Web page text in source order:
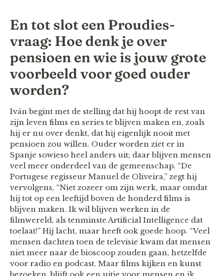
En tot slot een Proudies-
vraag: Hoe denk je over
pensioen en wie is jouw grote
voorbeeld voor goed ouder
worden?
Iván begint met de stelling dat hij hoopt de rest van
zijn leven films en series te blijven maken en, zoals
hij er nu over denkt, dat hij eigenlijk nooit met
pensioen zou willen. Ouder worden ziet er in
Spanje sowieso heel anders uit; daar blijven mensen
veel meer onderdeel van de gemeenschap. “De
Portugese regisseur Manuel de Oliveira,” zegt hij
vervolgens, “Niet zozeer om zijn werk, maar omdat
hij tot op een leeftijd boven de honderd films is
blijven maken. Ik wil blijven werken in de
filmwereld, als tenminste Artificial Intelligence dat
toelaat!” Hij lacht, maar heeft ook goede hoop. “Veel
mensen dachten toen de televisie kwam dat mensen
niet meer naar de bioscoop zouden gaan, hetzelfde
voor radio en podcast. Maar films kijken en kunst